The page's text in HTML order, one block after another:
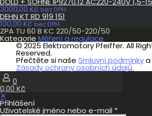
220/50-
220/50
množství
3000,00 Kč bez DPH
DEHN KT RD 919 151
100,00 Kč bez DPH
ZPA TU 60 B KC 220/50-220/50
Kategorie Měření a regulace
© 2025 Elektromotory Pfeiffer. All
Reserved.
Přečtěte si naše Smluvní podmínkya
Zásady ochrany osobních údajů.
0
0,00 Kč
✕
Přihlášení
Uživatelské jméno nebo e-mail *